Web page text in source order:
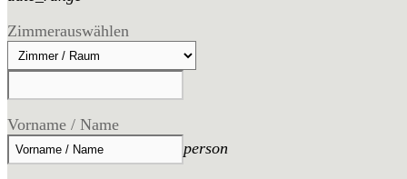
Zimmerauswählen
Vorname / Name
person